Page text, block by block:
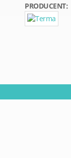
PRODUCENT: